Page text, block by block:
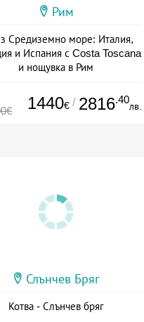
Рим
Средиземно море: Италия,
и Испания с Costa Toscana
и нощувка в Рим
1440€ / 2816.40
лв.
Слънчев Бряг
Котва - Слънчев бряг